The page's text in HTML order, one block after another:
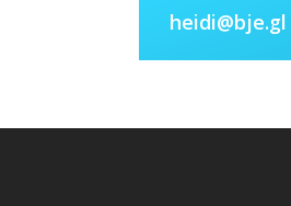
heidi@bje.gl